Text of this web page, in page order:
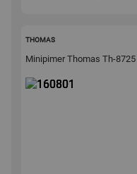
THOMAS
Minipimer Thomas Th-